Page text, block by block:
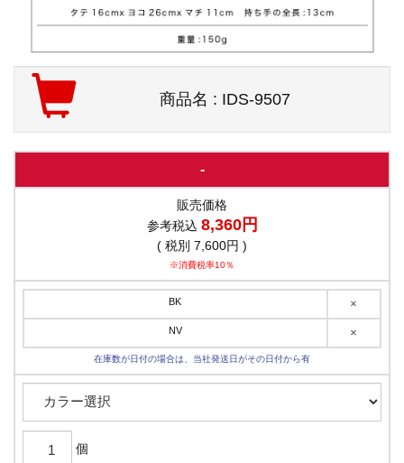
商品名 : IDS-9507
-
販売価格
参考税込 8,360円
( 税別 7,600円 )
※消費税率10％
BK ×
NV ×
在庫数が日付の場合は、当社発送日がその日付から有
個